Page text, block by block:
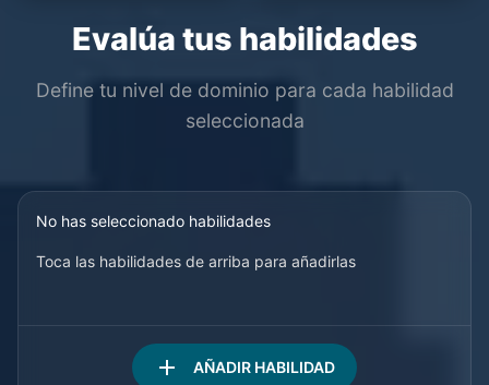
Evalúa tus habilidades
Define tu nivel de dominio para cada habilidad
seleccionada
No has seleccionado habilidades
Toca las habilidades de arriba para añadirlas
add AÑADIR HABILIDAD